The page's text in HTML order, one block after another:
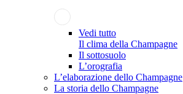
Vedi tutto
Il clima della Champagne
Il sottosuolo
L’orografia
L’elaborazione dello Champagne
La storia dello Champagne